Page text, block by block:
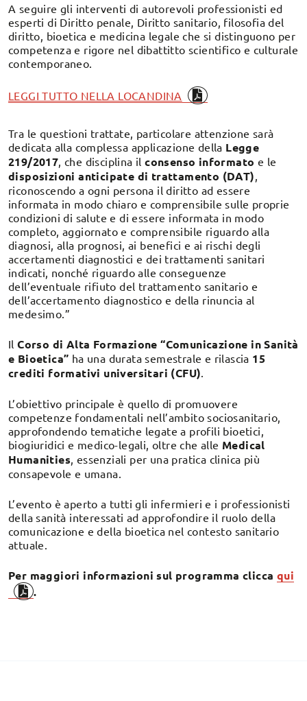
A seguire gli interventi di autorevoli professionisti ed
esperti di Diritto penale, Diritto sanitario, filosofia del
diritto, bioetica e medicina legale che si distinguono per
competenza e rigore nel dibattitto scientifico e culturale
contemporaneo.
LEGGI TUTTO NELLA LOCANDINA
Tra le questioni trattate, particolare attenzione sarà
dedicata alla complessa applicazione della Legge
219/2017 , che disciplina ilconsenso informato e le
disposizioni anticipate di trattamento (DAT)
riconoscendo a ogni persona il diritto ad essere
informata in modo chiaro e comprensibile sulle proprie
condizioni di salute e di essere informata in modo
completo, aggiornato e comprensibile riguardo alla
diagnosi, alla prognosi, ai benefici e ai rischi degli
accertamenti diagnostici e dei trattamenti sanitari
indicati, nonché riguardo alle conseguenze
dell’eventuale rifiuto del trattamento sanitario e
dell’accertamento diagnostico e della rinuncia al
medesimo.”
IlCorso di Alta Formazione “Comunicazione in Sanità
e Bioetica” ha una durata semestrale e rilascia 15
crediti formativi universitari (CFU)
L’obiettivo principale è quello di promuovere
competenze fondamentali nell’ambito sociosanitario,
approfondendo tematiche legate a profili bioetici,
biogiuridici e medico-legali, oltre che alle Medical
Humanities , essenziali per una pratica clinica più
consapevole e umana.
L’evento è aperto a tutti gli infermieri e i professionisti
della sanità interessati ad approfondire il ruolo della
comunicazione e della bioetica nel contesto sanitario
attuale.
Per maggiori informazioni sul programma clicca qui
.